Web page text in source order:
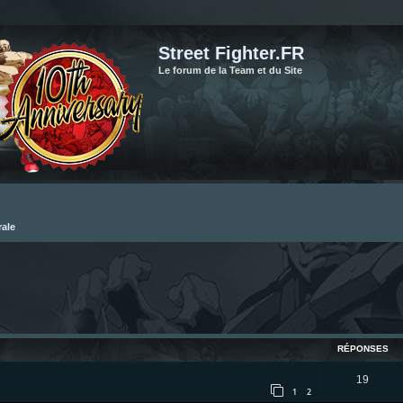
Street Fighter.FR
Le forum de la Team et du Site
RÉPONSES
1 2
19